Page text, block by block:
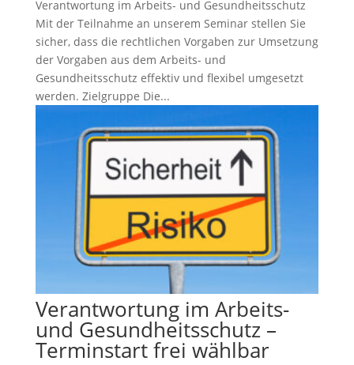
Verantwortung im Arbeits- und Gesundheitsschutz
Mit der Teilnahme an unserem Seminar stellen Sie
sicher, dass die rechtlichen Vorgaben zur Umsetzung
der Vorgaben aus dem Arbeits- und
Gesundheitsschutz effektiv und flexibel umgesetzt
werden. Zielgruppe Die...
Verantwortung im Arbeits-
und Gesundheitsschutz –
Terminstart frei wählbar